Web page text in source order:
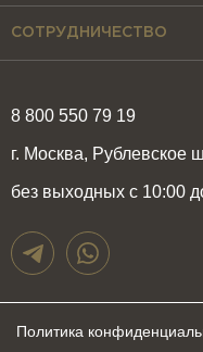
8 800 550 79 19
г. Москва, Рублевское
без выходных с 10:00
СОТРУДНИЧЕСТВО
Политика